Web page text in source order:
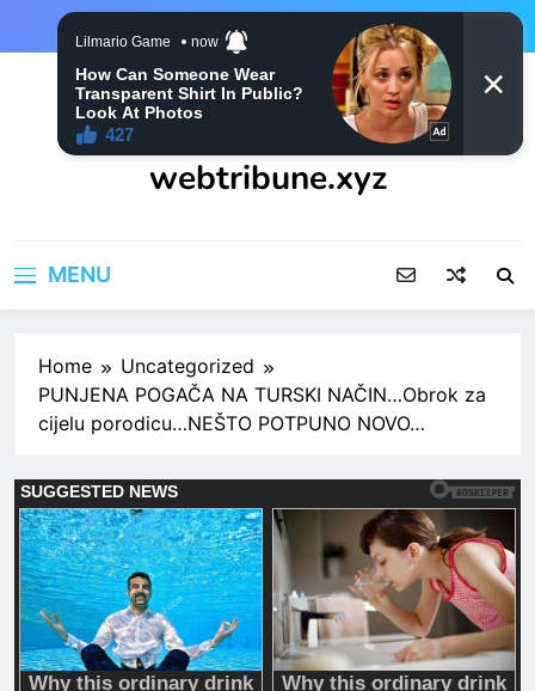
webtribune.xyz
MENU
Home
Uncategorized
PUNJENA POGAČA NA TURSKI NAČIN…Obrok za
cijelu porodicu…NEŠTO POTPUNO NOVO…